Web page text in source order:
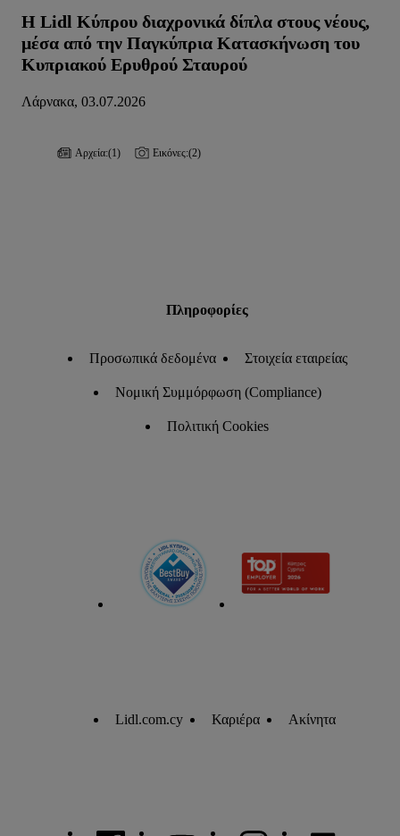
Η Lidl Κύπρου διαχρονικά δίπλα στους νέους,
μέσα από την Παγκύπρια Κατασκήνωση του
Κυπριακού Ερυθρού Σταυρού
Λάρνακα, 03.07.2026
Αρχεία:(1) Εικόνες:(2)
Πληροφορίες
Προσωπικά δεδομένα Στοιχεία εταιρείας
Νομική Συμμόρφωση (Compliance)
Πολιτική Cookies
Lidl.com.cy Καριέρα Ακίνητα